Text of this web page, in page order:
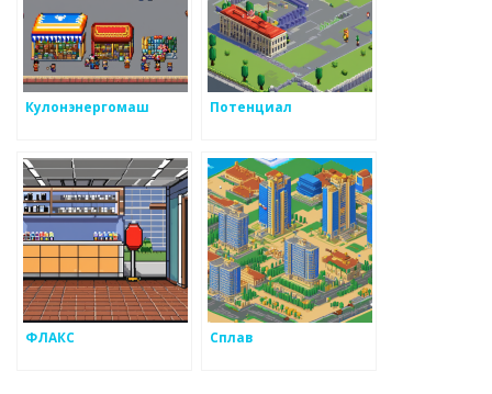
Кулонэнергомаш Потенциал
ФЛАКС Сплав